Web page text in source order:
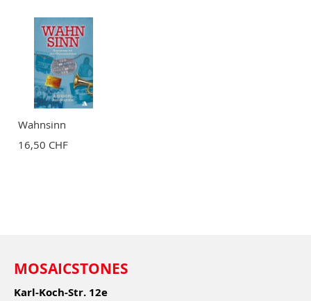
Wahnsinn
16,50 CHF
MOSAICSTONES
Karl-Koch-Str. 12e